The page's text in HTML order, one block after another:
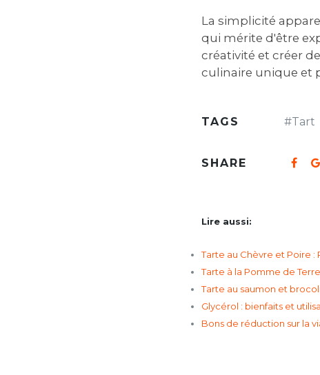
La simplicité
qui mérite d'être
créativité et créer
culinaire unique et
TAGS #Tart
SHARE
Lire aussi:
Tarte au Chèvre et Poire
Tarte à la Pomme de
Tarte au saumon et
Glycérol : bienfaits et
Bons de réduction sur la